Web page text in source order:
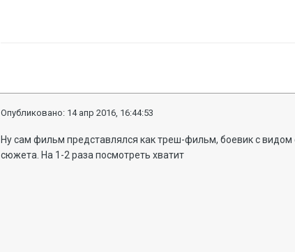
Опубликовано: 14 апр 2016, 16:44:53
Ну сам фильм представлялся как треш-фильм, боевик с
сюжета. На 1-2 раза посмотреть хватит